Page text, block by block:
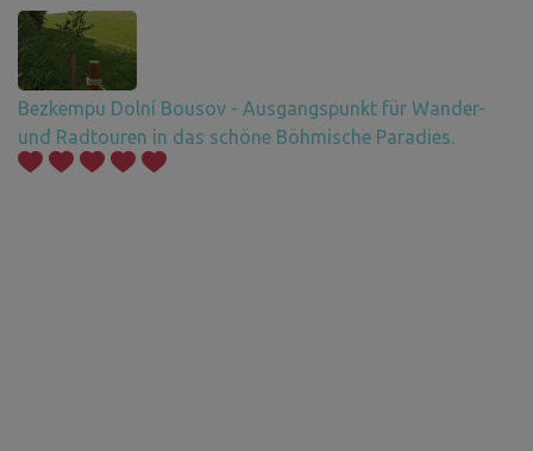
Bezkempu Dolní Bousov - Ausgangspunkt für Wander-
und Radtouren in das schöne Böhmische Paradies.